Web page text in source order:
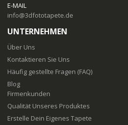
E-MAIL
info@3dfototapete.de
UNTERNEHMEN
Über Uns
Kontaktieren Sie Uns
Häufig gestellte Fragen (FAQ)
Blog
Firmenkunden
Qualität Unseres Produktes
Erstelle Dein Eigenes Tapete